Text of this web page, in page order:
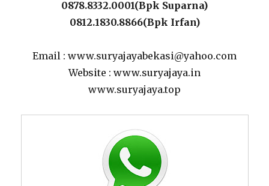
0878.8332.0001(Bpk Suparna)
0812.1830.8866(Bpk Irfan)
Email : www.suryajayabekasi@yahoo.com
Website : www.suryajaya.in
www.suryajaya.top